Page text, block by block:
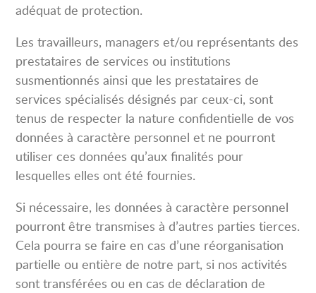
adéquat de protection.
Les travailleurs, managers et/ou représentants des
prestataires de services ou institutions
susmentionnés ainsi que les prestataires de
services spécialisés désignés par ceux-ci, sont
tenus de respecter la nature confidentielle de vos
données à caractère personnel et ne pourront
utiliser ces données qu’aux finalités pour
lesquelles elles ont été fournies.
Si nécessaire, les données à caractère personnel
pourront être transmises à d’autres parties tierces.
Cela pourra se faire en cas d’une réorganisation
partielle ou entière de notre part, si nos activités
sont transférées ou en cas de déclaration de